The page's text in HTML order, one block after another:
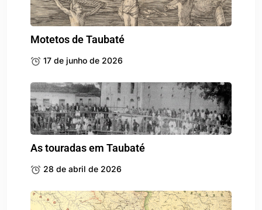
Motetos de Taubaté
17 de junho de 2026
As touradas em Taubaté
28 de abril de 2026